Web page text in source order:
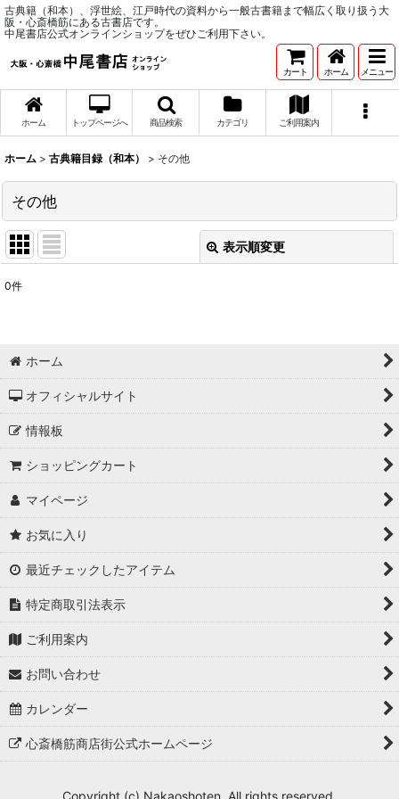
古典籍（和本）、浮世絵、江戸時代の資料から一般古書籍まで幅広く取り扱う大
阪・心斎橋筋にある古書店です。
中尾書店公式オンラインショップをぜひご利用下さい。
カート ホーム メニュー
ホーム トップページへ 商品検索 カテゴリ ご利用案内
ホーム > 古典籍目録（和本） > その他
その他
表示順変更
0件
ホーム
オフィシャルサイト
情報板
ショッピングカート
マイページ
お気に入り
最近チェックしたアイテム
特定商取引法表示
ご利用案内
お問い合わせ
カレンダー
心斎橋筋商店街公式ホームページ
Copyright (c) Nakaoshoten. All rights reserved.